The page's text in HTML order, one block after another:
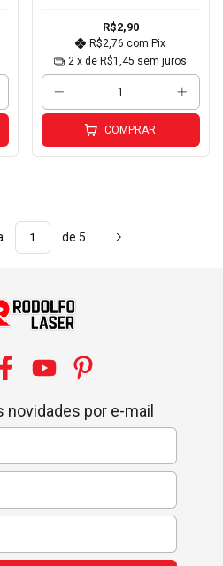
R$2,90
R$2,76com Pix
2 x de R$1,45 sem juros
COMPRAR
de 5
novidades por e-mail